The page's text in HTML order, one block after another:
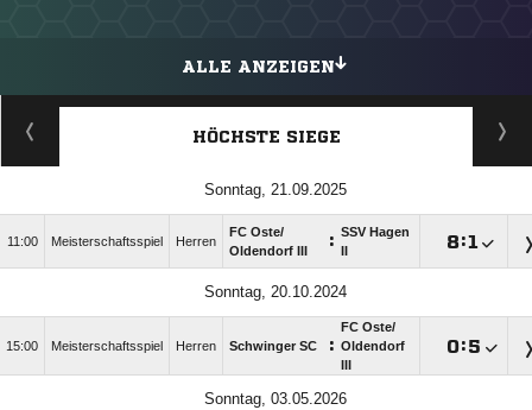
ALLE ANZEIGEN
HÖCHSTE SIEGE
Sonntag, 21.09.2025
11:00 Meisterschaftsspiel Herren
FC Oste/​
Oldendorf III
: SSV Hagen
:
Sonntag, 20.10.2024
15:00 Meisterschaftsspiel Herren Schwinger SC :
FC Oste/​
Oldendorf
:
Sonntag, 03.05.2026